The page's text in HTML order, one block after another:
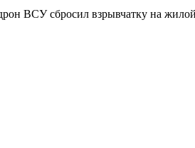
ВСУ сбросил взрывчатку на